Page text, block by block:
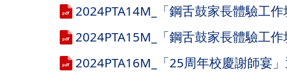
2024PTA14M_「鋼舌鼓家長體驗工
2024PTA15M_「鋼舌鼓家長體驗工
2024PTA16M_「25周年校慶謝師宴